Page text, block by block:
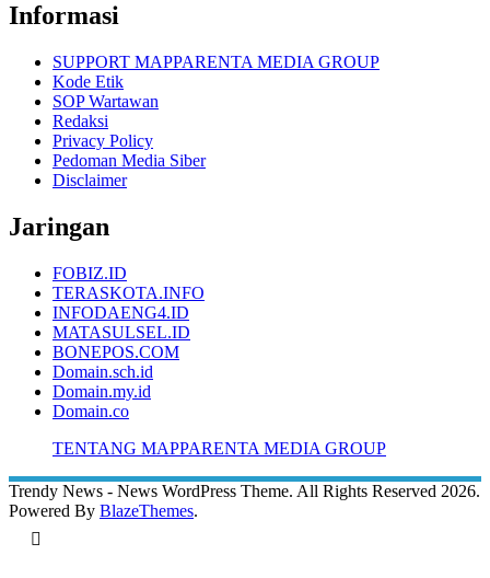
Informasi
SUPPORT MAPPARENTA MEDIA GROUP
Kode Etik
SOP Wartawan
Redaksi
Privacy Policy
Pedoman Media Siber
Disclaimer
Jaringan
FOBIZ.ID
TERASKOTA.INFO
INFODAENG4.ID
MATASULSEL.ID
BONEPOS.COM
Domain.sch.id
Domain.my.id
Domain.co
TENTANG MAPPARENTA MEDIA GROUP
Trendy News - News WordPress Theme. All Rights Reserved 2026.
Powered By BlazeThemes.